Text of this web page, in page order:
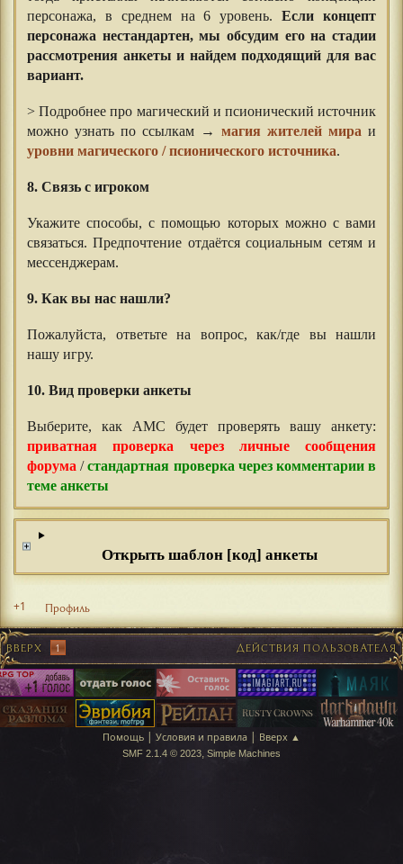
персонажа, в среднем на 6 уровень.Если концепт
персонажа нестандартен, мы обсудим его на стадии
рассмотрения анкеты и найдем подходящий для вас
вариант.
> Подробнее про магический и псионический источник
можно узнать по ссылкам → магия жителей мира и
уровни магического / псионического источника.
8. Связь с игроком
Укажите способы, с помощью которых можно с вами
связаться. Предпочтение отдаётся социальным сетям и
мессенджерам.
9. Как вы нас нашли?
Пожалуйста, ответьте на вопрос, как/где вы нашли
нашу игру.
10. Вид проверки анкеты
Выберите, как АМС будет проверять вашу анкету:
приватная проверка через личные сообщения
форума /стандартная проверка через комментарии в
теме анкеты
Открыть шаблон [код] анкеты
+1 Профиль
ВВЕРХ 1 ДЕЙСТВИЯ ПОЛЬЗОВАТЕЛЯ
Помощь | Условия и правила | Вверх ▲
SMF 2.1.4 © 2023, Simple Machines